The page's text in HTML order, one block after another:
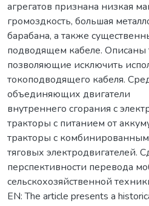
агрегатов признана низкая
громоздкость, большая
барабана, а также
подводящем кабеле. Описаны
позволяющие исключить
токоподводящего кабеля.
объединяющих двигатели
внутреннего сгорания с
тракторы с питанием от
тракторы с
тяговых электродвигателей.
перспективности перевода
сельскохозяйственной
EN: Тhe article presents a